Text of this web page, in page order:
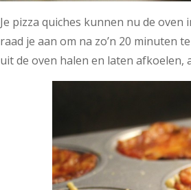
Je pizza quiches kunnen nu de
raad je aan om na zo’n 20 minuten
uit de oven halen en laten afkoelen,